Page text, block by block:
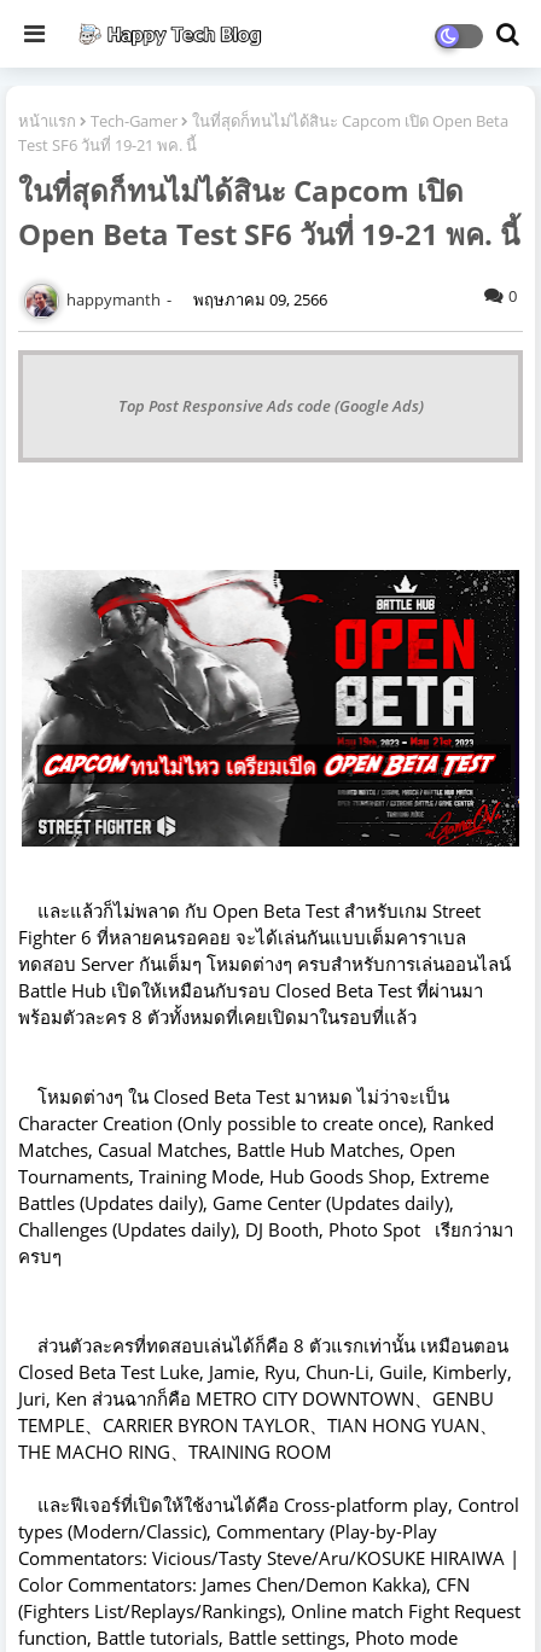
หน้าแรก Tech-Gamer
ในที่สุดก็ทนไม่ได้สินะ Capcom เปิด Open Beta
Test SF6 วันที่ 19-21 พค. นี้
ในที่สุดก็ทนไม่ได้สินะ Capcom เปิด
Open Beta Test SF6 วันที่ 19-21 พค. นี้
happymanth พฤษภาคม 09, 2566 0
Top Post Responsive Ads code (Google Ads)
และแล้วก็ไม่พลาด กับ Open Beta Test สำหรับเกม Street
Fighter 6 ที่หลายคนรอคอย จะได้เล่นกันแบบเต็มคาราเบล
ทดสอบ Server กันเต็มๆ โหมดต่างๆ ครบสำหรับการเล่นออนไลน์
Battle Hub เปิดให้เหมือนกับรอบ Closed Beta Test ที่ผ่านมา
พร้อมตัวละคร 8 ตัวทั้งหมดที่เคยเปิดมาในรอบที่แล้ว
โหมดต่างๆ ใน Closed Beta Test มาหมด ไม่ว่าจะเป็น
Character Creation (Only possible to create once), Ranked
Matches, Casual Matches, Battle Hub Matches, Open
Tournaments, Training Mode, Hub Goods Shop, Extreme
Battles (Updates daily), Game Center (Updates daily),
Challenges (Updates daily), DJ Booth, Photo Spot เรียกว่ามา
ครบๆ
ส่วนตัวละครที่ทดสอบเล่นได้ก็คือ 8 ตัวแรกเท่านั้น เหมือนตอน
Closed Beta Test Luke, Jamie, Ryu, Chun-Li, Guile, Kimberly,
Juri, Ken ส่วนฉากก็คือ METRO CITY DOWNTOWN、GENBU
TEMPLE、CARRIER BYRON TAYLOR、TIAN HONG YUAN、
THE MACHO RING、TRAINING ROOM
และฟีเจอร์ที่เปิดให้ใช้งานได้คือ Cross-platform play, Control
types (Modern/Classic), Commentary (Play-by-Play
Commentators: Vicious/Tasty Steve/Aru/KOSUKE HIRAIWA |
Color Commentators: James Chen/Demon Kakka), CFN
(Fighters List/Replays/Rankings), Online match Fight Request
function, Battle tutorials, Battle settings, Photo mode